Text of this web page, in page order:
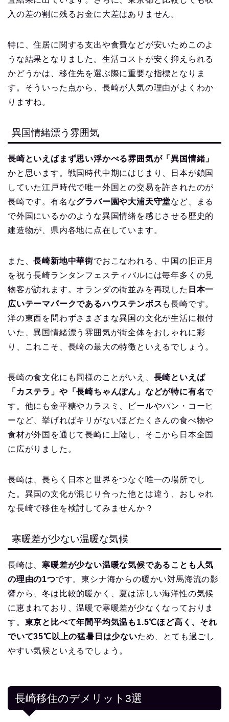
入の差の割に残るお金に大差はありません。
特に、住居に関する支出や食費などが安いためこのよ
うな結果となりました。生活コストが安く抑えられる
かどうかは、移住先を選ぶ際に重要な指標となりま
す。そういった点から、長崎が人気の理由がよくわか
りますね。
異国情緒漂う雰囲気
長崎といえばまず思い浮かべる雰囲気が「異国情緒」
かと思います。戦国時代中期にはじまり、日本が鎖国
していた江戸時代で唯一外国との交易を許されたのが
長崎です。有名なグラバー園や大浦天守堂など、まる
で外国にいるかのような異国情緒を感じさせる歴史的
建造物が、県内各地に点在しています。
また、長崎新地中華街でおこなわれる、中国の旧正月
を祝う長崎ランタンフェスティバルには毎年多くの見
物客が訪れます。オランダの街並みを再現した 日本一
広いテーマパークであるハウステンボス も長崎です。
洋の東西を問わずさまざまな異国の文化が生活に根付
いた、異国情緒漂う雰囲気が街全体をおしゃれに彩
り、これこそ、長崎の最大の特徴といえるでしょう。
長崎の食文化にも同様のことがいえ、 長崎といえば
「カステラ」や「長崎ちゃんぽん」などが特に有名で
す。他にも金平糖やカラスミ、ビールやパン・コーヒ
ーなど、挙げればキリがないほどたくさんの食べ物や
食材が外国を通じて長崎に上陸し、そこから日本全国
に広がりました。
長崎は、長らく日本と世界をつなぐ唯一の場所でし
た。異国の文化が混じり合った他とは違う、おしゃれ
な長崎で移住を検討してみませんか？
寒暖差が少ない温暖な気候
長崎は、寒暖差が少ない温暖な気候であることも人気
の理由の1つです。東シナ海からの暖かい対馬海流の影
響から、冬は比較的暖かく、夏は涼しい海洋性の気候
に恵まれており、温暖で寒暖差が少なくなっておりま
す。 東京と比べて年間平均気温も1.5℃ほど高く、それ
でいて35℃以上の猛暑日は少ないため、とても過ごし
やすい気候といえるでしょう。
長崎移住のデメリット3選